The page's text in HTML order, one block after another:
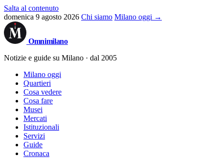
Salta al contenuto
domenica 9 agosto 2026 Chi siamo Milano oggi →
Omnimilano
Notizie e guide su Milano · dal 2005
Milano oggi
Quartieri
Cosa vedere
Cosa fare
Musei
Mercati
Istituzionali
Servizi
Guide
Cronaca